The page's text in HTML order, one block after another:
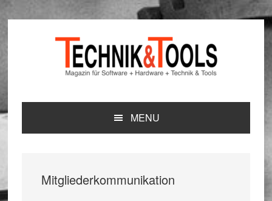
Zur
Hauptnavigation
Zum
Inhalt
Zur
Seitenspalte
MENU
Mitgliederkommunikation